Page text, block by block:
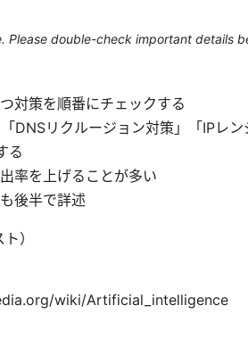
Please double-check important details
対策を順番にチェックする
DNSリクルージョン対策」「IPレン
る
率を上げることが多い
後半で詳述
）
wiki/Artificial_intelligence